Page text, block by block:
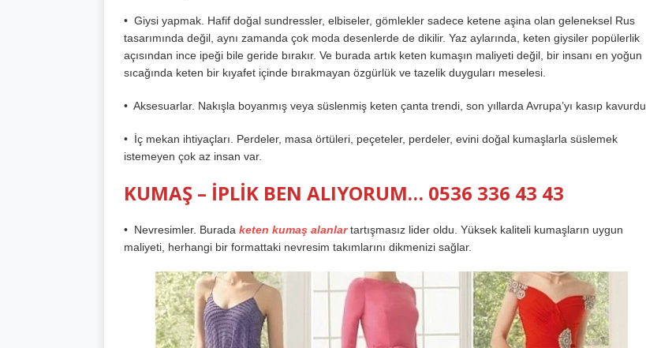
• Giysi yapmak. Hafif doğal sundressler, elbiseler, gömlekler sadece ketene aşina olan geleneksel Rus
tasarımında değil, aynı zamanda çok moda desenlerde de dikilir. Yaz aylarında, keten giysiler popülerlik
açısından ince ipeği bile geride bırakır. Ve burada artık keten kumaşın maliyeti değil, bir insanı en yoğun
sıcağında keten bir kıyafet içinde bırakmayan özgürlük ve tazelik duyguları meselesi.
• Aksesuarlar. Nakışla boyanmış veya süslenmiş keten çanta trendi, son yıllarda Avrupa’yı kasıp kavurdu.
• İç mekan ihtiyaçları. Perdeler, masa örtüleri, peçeteler, perdeler, evini doğal kumaşlarla süslemek
istemeyen çok az insan var.
KUMAŞ – İPLİK BEN ALIYORUM… 0536 336 43 43
• Nevresimler. Burada keten kumaş alanlartartışmasız lider oldu. Yüksek kaliteli kumaşların uygun
maliyeti, herhangi bir formattaki nevresim takımlarını dikmenizi sağlar.